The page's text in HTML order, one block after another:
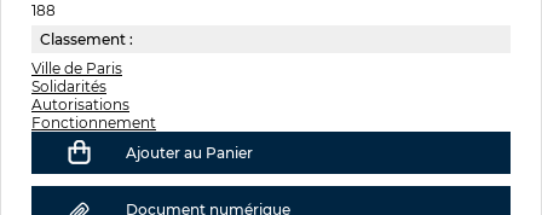
188
Classement :
Ville de Paris
Solidarités
Autorisations
Fonctionnement
Ajouter au Panier
Document numérique